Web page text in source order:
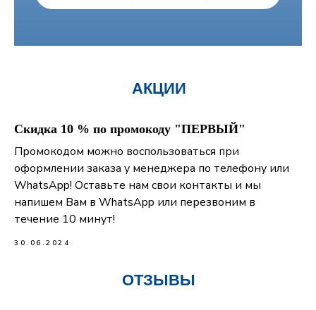
АКЦИИ
Скидка 10 % по промокоду "ПЕРВЫЙ"
Промокодом можно воспользоваться при
оформлении заказа у менеджера по телефону или
WhatsApp! Оставьте нам свои контакты и мы
напишем Вам в WhatsApp или перезвоним в
течение 10 минут!
30.06.2024
ОТЗЫВЫ